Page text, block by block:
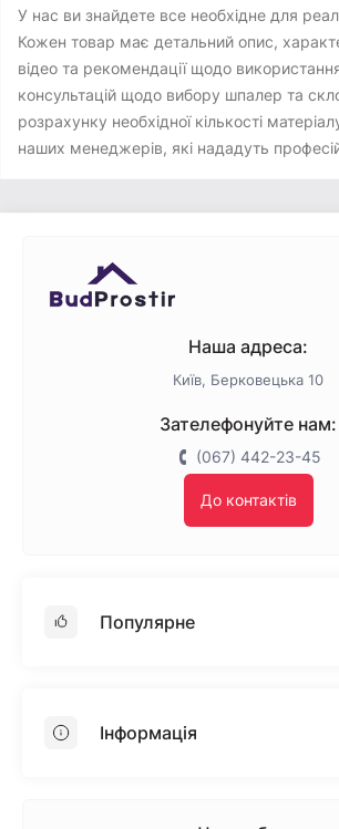
У нас ви знайдете все необхідне для
Кожен товар має детальний опис,
відео та рекомендації щодо
консультацій щодо вибору шпалер та
розрахунку необхідної кількості
наших менеджерів, які нададуть
Наша адреса:
Київ, Берковецька 10
Зателефонуйте нам:
(067) 442-23-45
До контактів
Популярне
ПінопластІнформація